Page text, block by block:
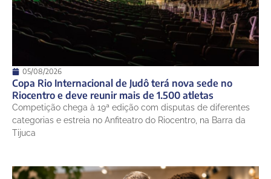
05/08/2026
Copa Rio Internacional de Judô terá nova sede no
Riocentro e deve reunir mais de 1.500 atletas
Competição chega à 19ª edição com disputas de diferentes
categorias e estreia no Anfiteatro do Riocentro, na Barra da
Tijuca